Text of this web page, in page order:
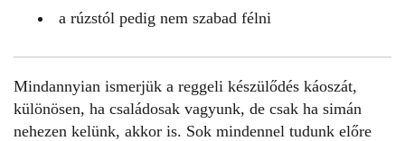
a rúzstól pedig nem szabad félni
Mindannyian ismerjük a reggeli készülődés káoszát,
különösen, ha családosak vagyunk, de csak ha simán
nehezen kelünk, akkor is. Sok mindennel tudunk előre